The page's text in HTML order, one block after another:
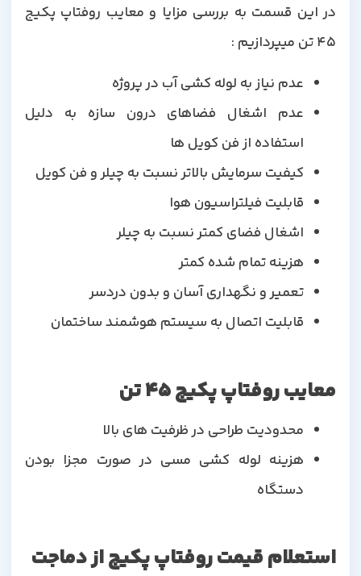
در این قسمت به بررسی مزایا و معایب روفتاپ پکیج
عدم نیاز به لوله کشی آب در پروژه
عدم اشغال فضاهای درون سازه به دلیل
استفاده از فن کویل ها
کیفیت سرمایش بالاتر نسبت به چیلر و فن کویل
قابلیت فیلتراسیون هوا
اشغال فضای کمتر نسبت به چیلر
هزینه تمام شده کمتر
تعمیر و نگهداری آسان و بدون دردسر
قابلیت اتصال به سیستم هوشمند ساختمان
معایب روفتاپ پکیج 45 تن
محدودیت طراحی در ظرفیت های بالا
هزینه لوله کشی مسی در صورت مجزا بودن
دستگاه
استعلام قیمت روفتاپ پکیج از دماجت